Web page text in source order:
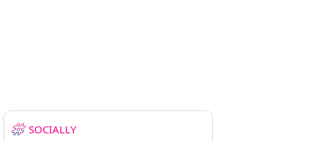
SOCIALLY